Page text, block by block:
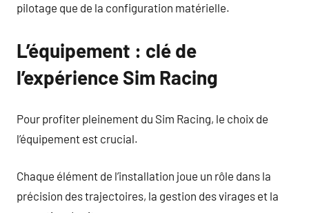
pilotage que de la configuration matérielle.
L’équipement : clé de
l’expérience Sim Racing
Pour profiter pleinement du Sim Racing, le choix de
l’équipement est crucial.
Chaque élément de l’installation joue un rôle dans la
précision des trajectoires, la gestion des virages et la